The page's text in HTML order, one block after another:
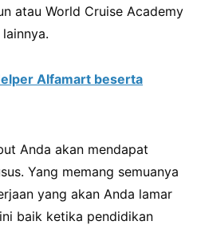
atau World Cruise Academy
lainnya.
Alfamart beserta
Anda akan mendapat
Yang memang semuanya
yang akan Anda lamar
baik ketika pendidikan